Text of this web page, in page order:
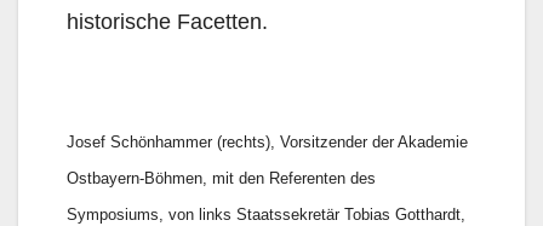
historische Facetten.
Josef Schönhammer (rechts), Vorsitzender der Akademie
Ostbayern-Böhmen, mit den Referenten des
Symposiums, von links Staatssekretär Tobias Gotthardt,